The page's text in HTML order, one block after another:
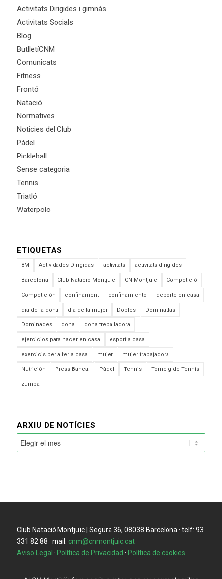
Activitats Dirigides i gimnàs
Activitats Socials
Blog
ButlletíCNM
Comunicats
Fitness
Frontó
Natació
Normatives
Noticies del Club
Pádel
Pickleball
Sense categoria
Tennis
Triatló
Waterpolo
ETIQUETAS
8M Actividades Dirigidas activitats activitats dirigides
Barcelona Club Natació Montjuïc CN Montjuïc Competició
Competición confinament confinamiento deporte en casa
dia de la dona dia de la mujer Dobles Dominadas
Dominades dona dona treballadora
ejercicios para hacer en casa esport a casa
exercicis per a fer a casa mujer mujer trabajadora
Nutrición Press Banca. Pàdel Tennis Torneig de Tennis
zumba
ARXIU DE NOTÍCIES
Club Natació Montjuïc | Segura 36, 08038 Barcelona · telf: 93
331 82 88 · mail: cnm@cnmontjuic.cat
Aviso Legal · Política de Privacidad · Política de cookies